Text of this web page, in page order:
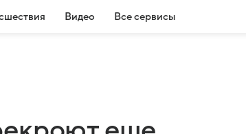
Видео Все сервисы